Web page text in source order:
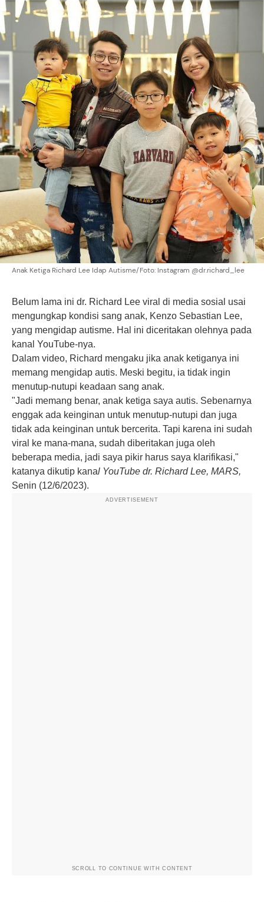
Anak Ketiga Richard Lee Idap Autisme/Foto: Instagram @dr.richard_lee
Belum lama ini dr. Richard Lee viral di media sosial usai
mengungkap kondisi sang anak, Kenzo Sebastian Lee,
yang mengidap autisme. Hal ini diceritakan olehnya pada
kanal YouTube-nya.
Dalam video, Richard mengaku jika anak ketiganya ini
memang mengidap autis. Meski begitu, ia tidak ingin
menutup-nutupi keadaan sang anak.
"Jadi memang benar, anak ketiga saya autis. Sebenarnya
enggak ada keinginan untuk menutup-nutupi dan juga
tidak ada keinginan untuk bercerita. Tapi karena ini sudah
viral ke mana-mana, sudah diberitakan juga oleh
beberapa media, jadi saya pikir harus saya klarifikasi,"
katanya dikutip kanal YouTube dr. Richard Lee, MARS,
Senin (12/6/2023).
ADVERTISEMENT
SCROLL TO CONTINUE WITH CONTENT